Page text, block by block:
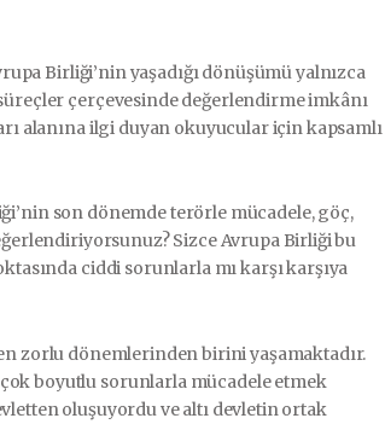
Birliği’nin yaşadığı dönüşümü yalnızca
çerçevesinde değerlendirme imkânı
alanına ilgi duyan okuyucular için kapsamlı
son dönemde terörle mücadele, göç,
Sizce Avrupa Birliği bu
ciddi sorunlarla mı karşı karşıya
zorlu dönemlerinden birini yaşamaktadır.
boyutlu sorunlarla mücadele etmek
oluşuyordu ve altı devletin ortak